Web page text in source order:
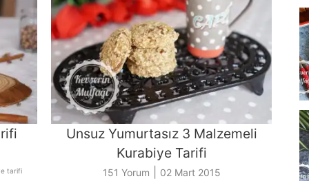
tarifi
Unsuz Yumurtasız 3 Malzemeli
Kurabiye Tarifi
151 Yorum 02 Mart 2015